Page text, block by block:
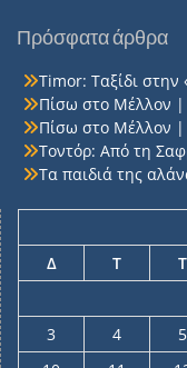
Πρόσφατα άρθρα
Timor: Ταξίδι στην
Πίσω στο Μέλλον |
Πίσω στο Μέλλον
Τοντόρ: Από τη
Τα παιδιά της
Δ
Τ Τ
3
4 5